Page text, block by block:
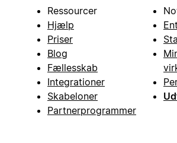
Ressourcer
Hjælp
Priser
Blog
Fællesskab
Integrationer
Skabeloner
Partnerprogrammer